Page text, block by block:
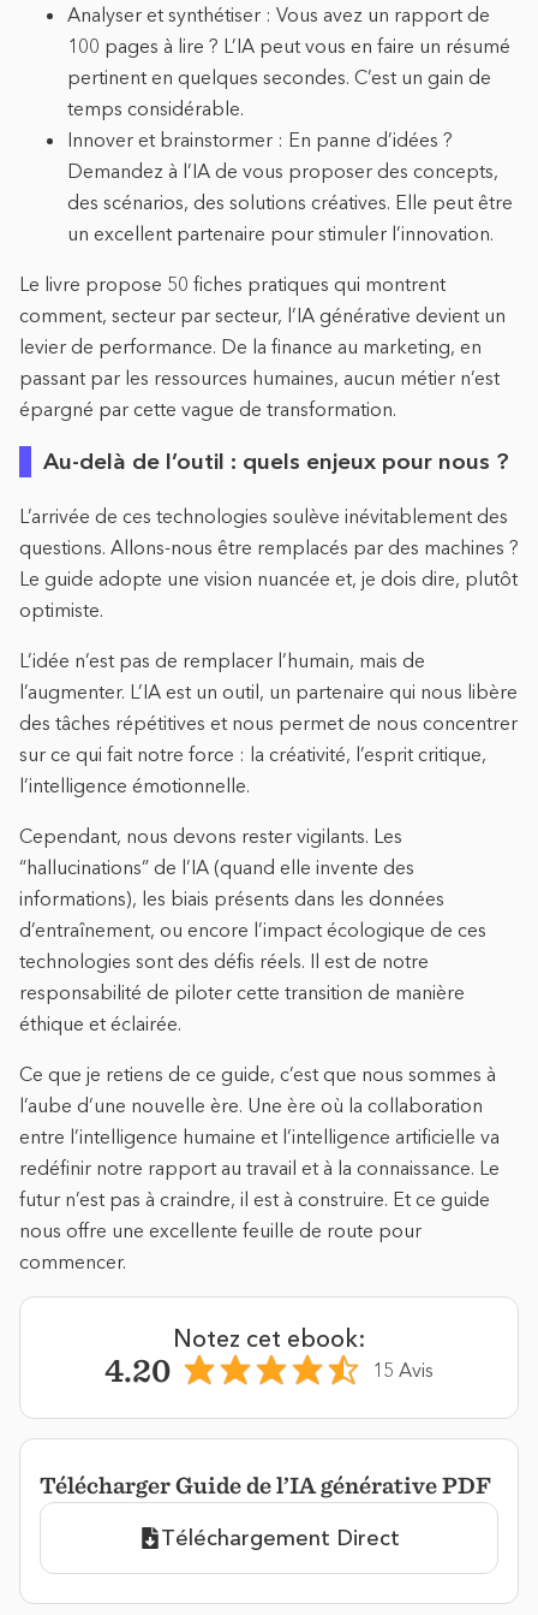
Analyser et synthétiser : Vous avez un rapport de
100 pages à lire ? L’IA peut vous en faire un résumé
pertinent en quelques secondes. C’est un gain de
temps considérable.
Innover et brainstormer : En panne d’idées ?
Demandez à l’IA de vous proposer des concepts,
des scénarios, des solutions créatives. Elle peut être
un excellent partenaire pour stimuler l’innovation.
Le livre propose 50 fiches pratiques qui montrent
comment, secteur par secteur, l’IA générative devient un
levier de performance. De la finance au marketing, en
passant par les ressources humaines, aucun métier n’est
épargné par cette vague de transformation.
Au-delà de l’outil : quels enjeux pour nous ?
L’arrivée de ces technologies soulève inévitablement des
questions. Allons-nous être remplacés par des machines ?
Le guide adopte une vision nuancée et, je dois dire, plutôt
optimiste.
L’idée n’est pas de remplacer l’humain, mais de
l’augmenter. L’IA est un outil, un partenaire qui nous libère
des tâches répétitives et nous permet de nous concentrer
sur ce qui fait notre force : la créativité, l’esprit critique,
l’intelligence émotionnelle.
Cependant, nous devons rester vigilants. Les
“hallucinations” de l’IA (quand elle invente des
informations), les biais présents dans les données
d’entraînement, ou encore l’impact écologique de ces
technologies sont des défis réels. Il est de notre
responsabilité de piloter cette transition de manière
éthique et éclairée.
Ce que je retiens de ce guide, c’est que nous sommes à
l’aube d’une nouvelle ère. Une ère où la collaboration
entre l’intelligence humaine et l’intelligence artificielle va
redéfinir notre rapport au travail et à la connaissance. Le
futur n’est pas à craindre, il est à construire. Et ce guide
nous offre une excellente feuille de route pour
commencer.
Notez cet ebook:
4.20 15 Avis
Télécharger Guide de l’IA générative PDF
Téléchargement Direct